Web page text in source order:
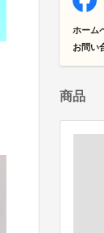
ホーム
お問い
商品